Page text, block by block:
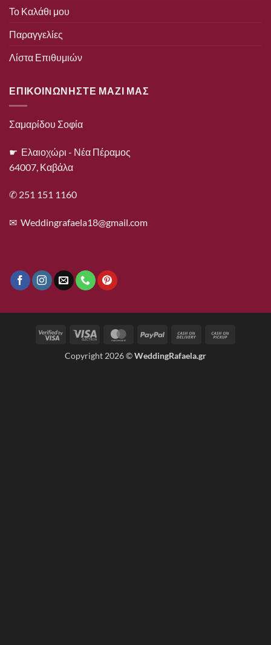
Το Καλάθι μου
Παραγγελίες
Λίστα Επιθυμιών
ΕΠΙΚΟΙΝΩΝΗΣΤΕ ΜΑΖΙ ΜΑΣ
Σαμαρίδου Σοφία
☛ Ελαιοχώρι - Νέα Πέραμος
64007, Καβάλα
✆ 251 151 1160
✉ Weddingrafaela18@gmail.com
Visa
Visa
MasterCardPayPal
Cash
Delivery
Copyright 2026 ©WeddingRafaela.gr